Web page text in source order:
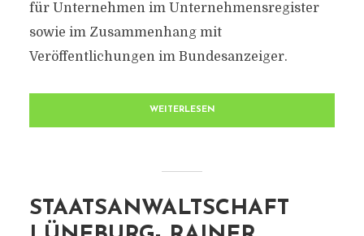
für Unternehmen im Unternehmensregister
sowie im Zusammenhang mit
Veröffentlichungen im Bundesanzeiger.
WEITERLESEN
STAATSANWALTSCHAFT